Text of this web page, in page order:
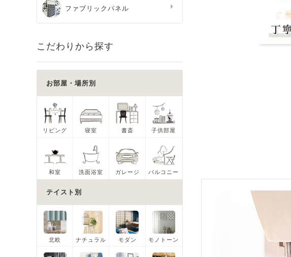
ファブリックパネル
こだわりから探す
お部屋・場所別
リビング 寝室 書斎 子供部屋
和室 洗面浴室 ガレージ バルコニー
テイスト別
北欧 ナチュラル モダン モノトーン